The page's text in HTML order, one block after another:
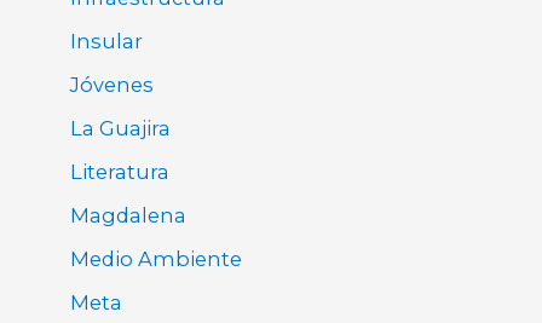
Insular
Jóvenes
La Guajira
Literatura
Magdalena
Medio Ambiente
Meta